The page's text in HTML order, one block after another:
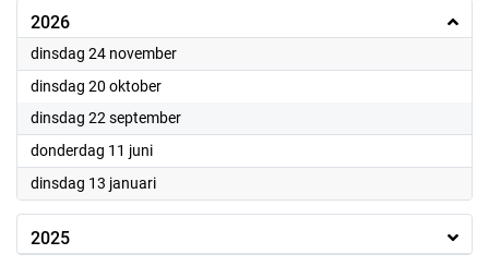
2026
dinsdag 24 november2026
dinsdag 20 oktober2026
dinsdag 22 september2026
donderdag 11 juni2026
dinsdag 13 januari2026
2025